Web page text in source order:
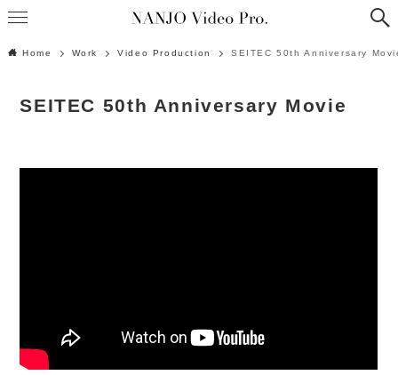
Home Work Video Production SEITEC 50th Anniversary
SEITEC 50th Anniversary Movie